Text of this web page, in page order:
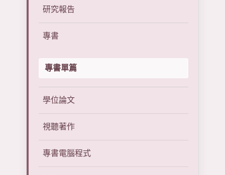
研究報告
專書
專書單篇
學位論文
視聽著作
專書電腦程式